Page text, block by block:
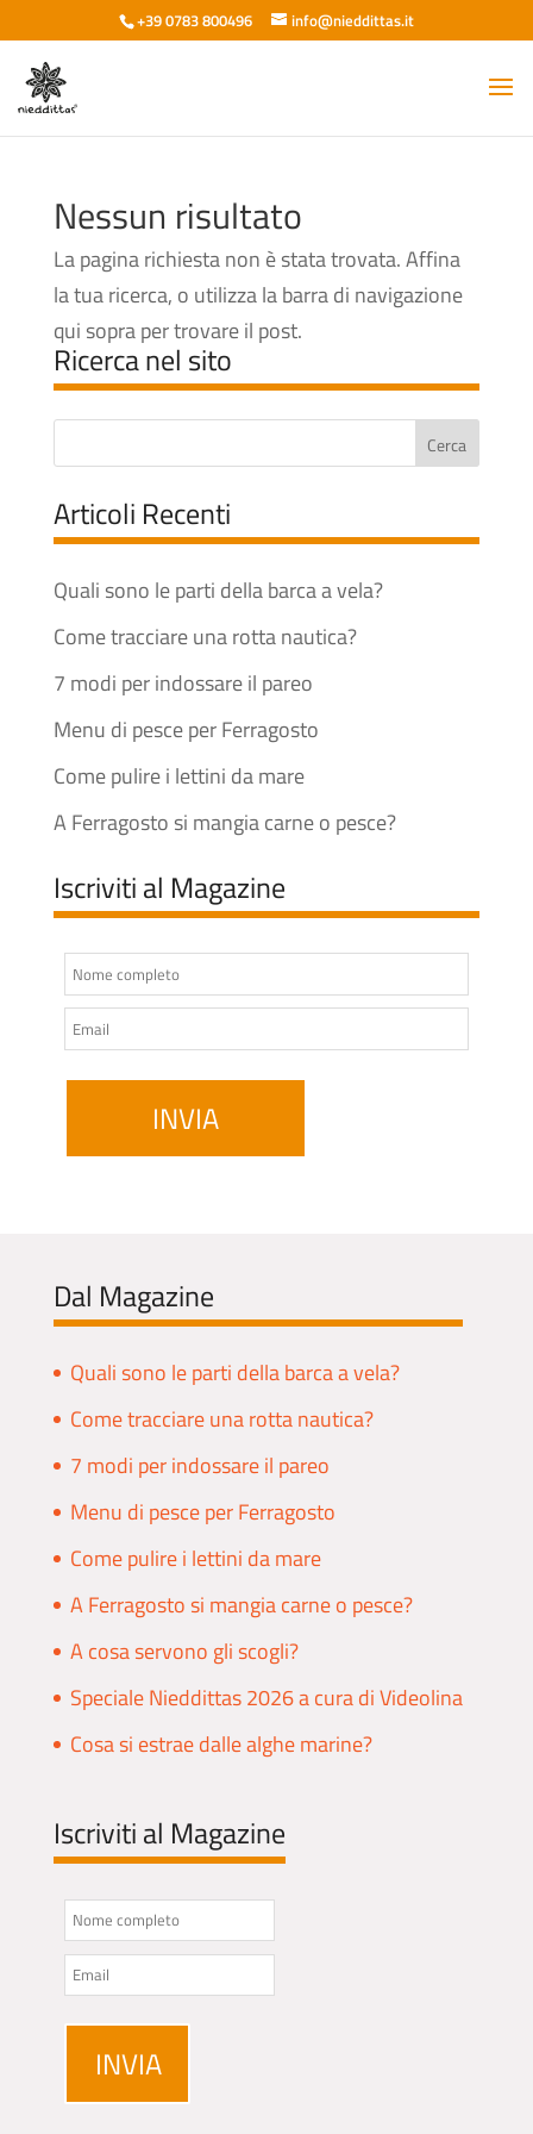
+39 0783 800496 info@nieddittas.it
Nessun risultato
La pagina richiesta non è stata trovata. Affina
la tua ricerca, o utilizza la barra di navigazione
qui sopra per trovare il post.
Ricerca nel sito
Articoli Recenti
Quali sono le parti della barca a vela?
Come tracciare una rotta nautica?
7 modi per indossare il pareo
Menu di pesce per Ferragosto
Come pulire i lettini da mare
A Ferragosto si mangia carne o pesce?
Iscriviti al Magazine
Dal Magazine
Quali sono le parti della barca a vela?
Come tracciare una rotta nautica?
7 modi per indossare il pareo
Menu di pesce per Ferragosto
Come pulire i lettini da mare
A Ferragosto si mangia carne o pesce?
A cosa servono gli scogli?
Speciale Nieddittas 2026 a cura di Videolina
Cosa si estrae dalle alghe marine?
Iscriviti al Magazine